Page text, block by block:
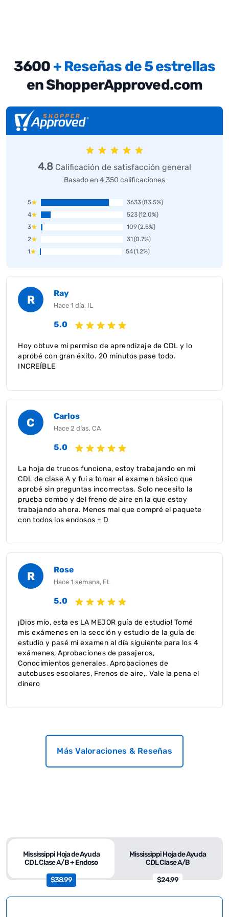
3600 + Reseñas de 5 estrellas
en ShopperApproved.com
4.8 Calificación de satisfacción general
Basado en 4,350 calificaciones
5 3633(83.5%)
4
523(12.0%)
3
109(2.5%)
2
31 (0.7%)
1
54(1.2%)
R Ray
Hace 1 día, IL
5.0
Hoy obtuve mi permiso de aprendizaje de CDL y lo
aprobé con gran éxito. 20 minutos pase todo.
INCREÍBLE
C Carlos
Hace 2 días, CA
5.0
La hoja de trucos funciona, estoy trabajando en mi
CDL de clase A y fui a tomar el examen básico que
aprobé sin preguntas incorrectas. Solo necesito la
prueba combo y del freno de aire en la que estoy
trabajando ahora. Menos mal que compré el paquete
con todos los endosos = D
R Rose
Hace 1 semana, FL
5.0
¡Dios mío, esta es LA MEJOR guía de estudio! Tomé
mis exámenes en la sección y estudio de la guía de
estudio y pasé mi examen al día siguiente para los 4
exámenes, Aprobaciones de pasajeros,
Conocimientos generales, Aprobaciones de
autobuses escolares, Frenos de aire,. Vale la pena el
dinero
Más Valoraciones & Reseñas
Mississippi Hoja de Ayuda
CDL Clase A/B
$24.99
Mississippi Hoja de Ayuda
CDL Clase A/B + Endoso
$38.99